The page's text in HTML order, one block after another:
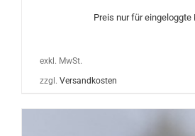
Preis nur für eingeloggte
exkl. MwSt.
zzgl. Versandkosten